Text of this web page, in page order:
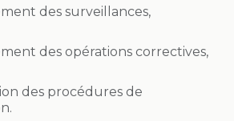
des surveillances,
des opérations correctives,
des procédures de